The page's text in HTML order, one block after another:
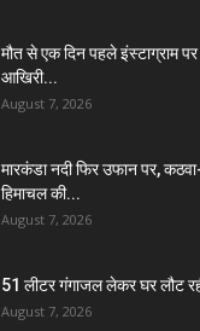
मौत से एक दिन पहले इंस्टाग्राम
आखिरी...
August 7, 2026
मारकंडा नदी फिर उफान पर,
हिमाचल की...
August 7, 2026
51 लीटर गंगाजल लेकर घर लौट
August 7, 2026